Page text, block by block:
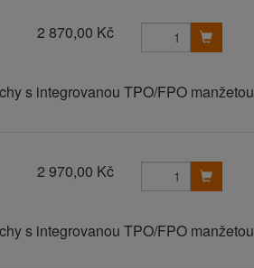
2 870,00 Kč
s integrovanou TPO/FPO manžetou
2 970,00 Kč
s integrovanou TPO/FPO manžetou